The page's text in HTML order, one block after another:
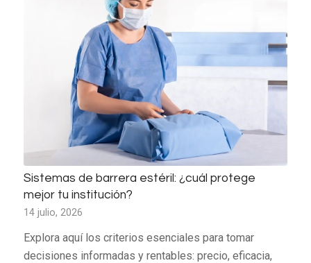
Sistemas de barrera estéril: ¿cuál protege
mejor tu institución?
14 julio, 2026
Explora aquí los criterios esenciales para tomar
decisiones informadas y rentables: precio, eficacia,